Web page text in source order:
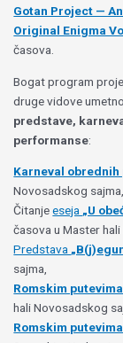
Gotan Project —
Original Enigma
časova.
Bogat program
druge vidove
predstave,
performanse:
Karneval obrednih
Novosadskog sajma,
Čitanjeeseja „U
časova u Master
Predstava
sajma,
Romskim
hali Novosadskog
Romskim